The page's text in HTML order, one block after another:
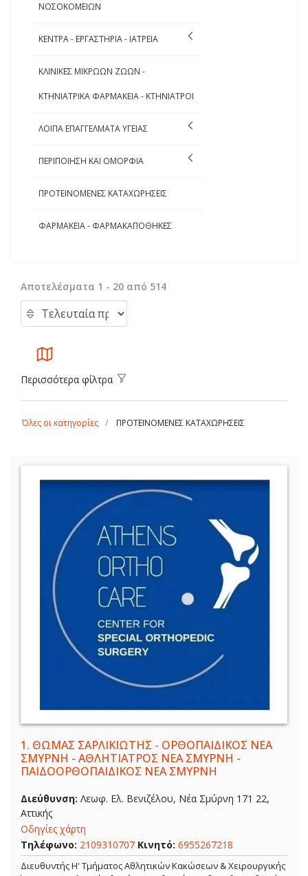
ΝΟΣΟΚΟΜΕΙΩΝ
ΚΕΝΤΡΑ - ΕΡΓΑΣΤΗΡΙΑ - ΙΑΤΡΕΙΑ
ΚΛΙΝΙΚΕΣ ΜΙΚΡΩΩΝ ΖΩΩΝ -
ΚΤΗΝΙΑΤΡΙΚΑ ΦΑΡΜΑΚΕΙΑ - ΚΤΗΝΙΑΤΡΟΙ
ΛΟΙΠΑ ΕΠΑΓΓΕΛΜΑΤΑ ΥΓΕΙΑΣ
ΠΕΡΙΠΟΙΗΣΗ ΚΑΙ ΟΜΟΡΦΙΑ
ΠΡΟΤΕΙΝΟΜΕΝΕΣ ΚΑΤΑΧΩΡΗΣΕΙΣ
ΦΑΡΜΑΚΕΙΑ - ΦΑΡΜΑΚΑΠΟΘΗΚΕΣ
Αποτελέσματα 1 - 20 από 514
Περισσότερα φίλτρα
Όλες οι κατηγορίες ΠΡΟΤΕΙΝΟΜΕΝΕΣ ΚΑΤΑΧΩΡΗΣΕΙΣ
1. ΘΩΜΑΣ ΣΑΡΛΙΚΙΩΤΗΣ - ΟΡΘΟΠΑΙΔΙΚΟΣ ΝΕΑ
ΣΜΥΡΝΗ - ΑΘΛΗΤΙΑΤΡΟΣ ΝΕΑ ΣΜΥΡΝΗ -
ΠΑΙΔΟΟΡΘΟΠΑΙΔΙΚΟΣ ΝΕΑ ΣΜΥΡΝΗ
Διεύθυνση: Λεωφ. Ελ. Βενιζέλου, Νέα Σμύρνη 171 22,
Αττικής
Οδηγίες χάρτη
Τηλέφωνο: 2109310707 Κινητό: 6955267218
Διευθυντής Η' Τμήματος Αθλητικών Κακώσεων & Χειρουργικής